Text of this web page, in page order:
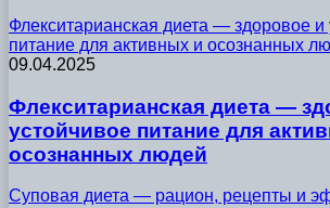
Флекситарианская диета — здоровое и
питание для активных и осознанных
09.04.2025
Флекситарианская диета —
устойчивое питание для
осознанных людей
Суповая диета — рацион, рецепты и